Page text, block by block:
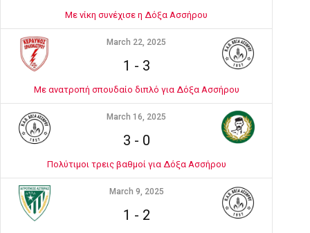
Με νίκη συνέχισε η Δόξα Ασσήρου
March 22, 2025
1 - 3
Με ανατροπή σπουδαίο διπλό για Δόξα Ασσήρου
March 16, 2025
3 - 0
Πολύτιμοι τρεις βαθμοί για Δόξα Ασσήρου
March 9, 2025
1 - 2